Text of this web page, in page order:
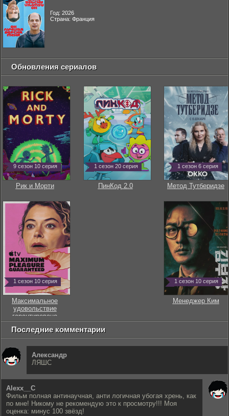
Год: 2026
Страна: Франция
Обновления сериалов
9 сезон 10 серия
Рик и Морти
1 сезон 20 серия
ПинКод 2.0
1 сезон 6 серия
Метод Тутберидзе
1 сезон 10 серия
Максимальное
удовольствие
гарантировано
1 сезон 10 серия
Менеджер Ким
Последние комментарии
Александр
ЛЯШС
Alexx__C
Фильм полная антинаучная, анти логичная убогая хрень, как
по мне! Никому не рекомендую это к просмотру!!! Моя
оценка: минус 100 звёзд!